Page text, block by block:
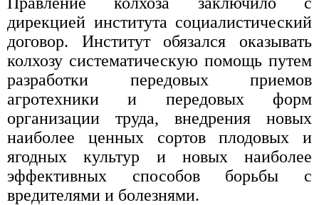
дирекцией института социалистический
договор. Институт обязался оказывать
колхозу систематическую помощь путем
разработки передовых приемов
агротехники и передовых форм
организации труда, внедрения новых
наиболее ценных сортов плодовых и
ягодных культур и новых наиболее
эффективных способов борьбы с
вредителями и болезнями.